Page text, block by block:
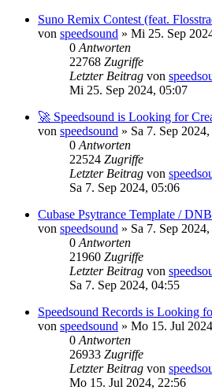
Suno Remix Contest (feat.
von speedsound » Mi 25. Sep
0 Antworten
22768 Zugriffe
Letzter Beitrag von
Mi 25. Sep 2024, 05:07
🚀 Speedsound is Looking for
von speedsound » Sa 7. Sep
0 Antworten
22524 Zugriffe
Letzter Beitrag von
Sa 7. Sep 2024, 05:06
Cubase Psytrance Template /
von speedsound » Sa 7. Sep
0 Antworten
21960 Zugriffe
Letzter Beitrag von
Sa 7. Sep 2024, 04:55
Speedsound Records is Looking
von speedsound » Mo 15. Jul
0 Antworten
26933 Zugriffe
Letzter Beitrag von
Mo 15. Jul 2024, 22:56